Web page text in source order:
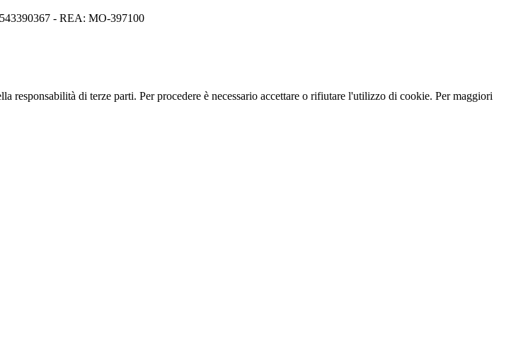
- REA: MO-397100
di terze parti. Per procedere è necessario accettare o rifiutare l'utilizzo di cookie. Per maggiori